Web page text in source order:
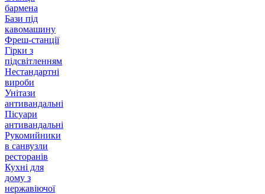
бармена
Бази під
кавомашину
Фреш-станції
Гірки з
підсвітленням
Нестандартні
вироби
Унітази
антивандальні
Пісуари
антивандальні
Рукомийники
в санвузли
ресторанів
Кухні для
дому з
нержавіючої